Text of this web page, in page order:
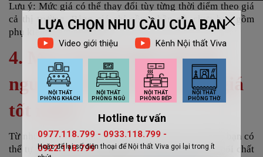
Lưu ý: Mức giá có thể thay đổi tùy từng thời điểm theo giá
cả thị trường. Bảng giá chỉ gồm phần gỗ, chưa bao gồm
phụ kiện đi kèm (nếu có).
4. Mua bộ bàn ghế sofa gỗ
nguyên khối ở đâu uy tín, giá
tốt nhất?
Từ những mẫu đẹp và bảng giá tham khảo trên đây, bạn có
thể tự tin chọn đượcbàn ghế sô pha gỗ nguyên khối
chất